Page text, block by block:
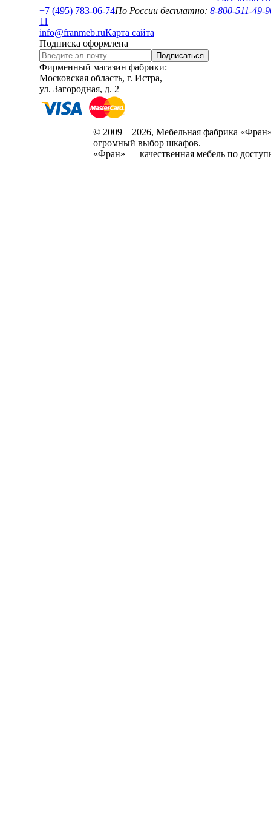
+7 (495) 783-06-74По России бесплатно: 8-800-511-49-
11
info@franmeb.ruКарта сайта
Подписка оформлена
Подписаться
Фирменный магазин фабрики:
Московская область, г. Истра,
ул. Загородная, д. 2
© 2009 – 2026, Мебельная фабрика
огромный выбор шкафов.
«Фран» — качественная мебель по